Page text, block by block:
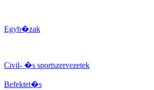
Egyh�zak
Civil- �s sportszervezetek
Befektet�s